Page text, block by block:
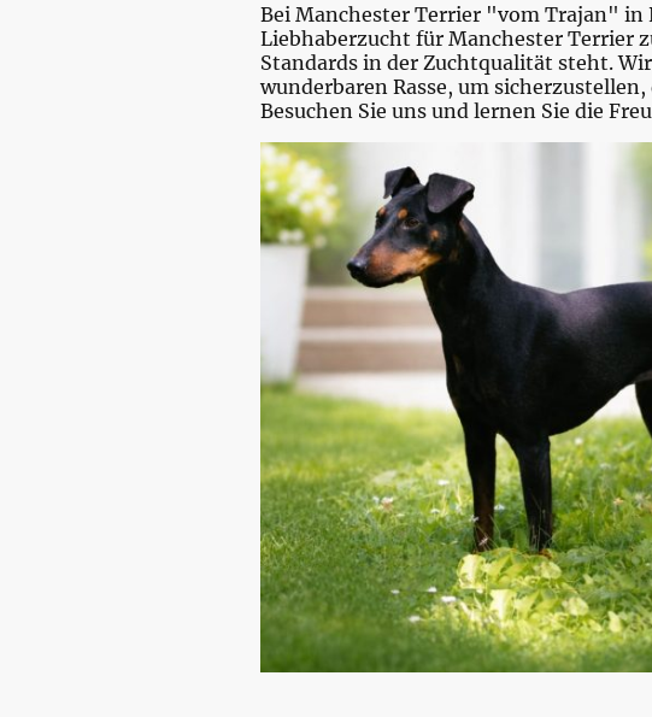
Bei Manchester Terrier "vom Trajan" in
Liebhaberzucht für Manchester Terrier
Standards in der Zuchtqualität steht.
wunderbaren Rasse, um
Besuchen Sie uns und lernen Sie die